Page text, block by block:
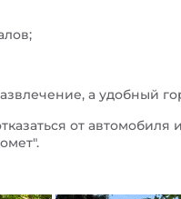
а удобный
от автомобиля